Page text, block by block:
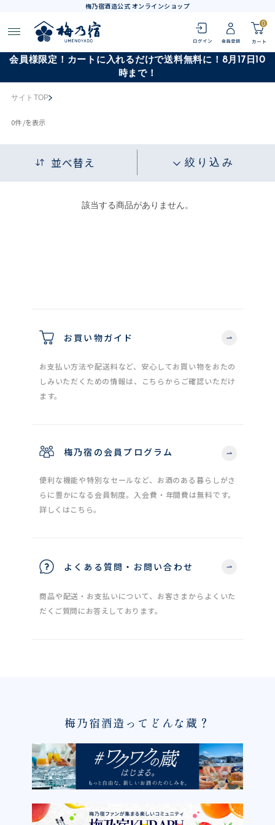
梅乃宿酒造公式 オンラインショップ
0
会員様限定！カートに入れるだけで送料無料に！8月17日10
時まで！
サイトTOP
0件 /を表示
並べ替え 絞り込み
該当する商品がありません。
お買い物ガイド
お支払い方法や配送料など、安心してお買い物をおたの
しみいただくための情報は、こちらからご確認いただけ
ます。
梅乃宿の会員プログラム
便利な機能や特別なセールなど、お酒のある暮らしがさ
らに豊かになる会員制度。入会費・年間費は無料です。
詳しくはこちら。
よくある質問・お問い合わせ
商品や配送・お支払いについて、お客さまからよくいた
だくご質問にお答えしております。
梅乃宿酒造ってどんな蔵？